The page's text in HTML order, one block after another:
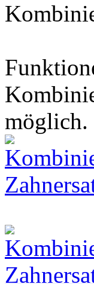
möglich.